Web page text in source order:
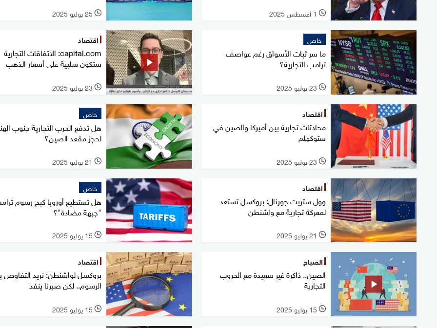
l 1 أغسطس 2025 l 25 يوليو 2025
خاص
ما سر ثبات الأسواق رغم عواصف
ترامب التجارية؟
l 23 يوليو 2025
اقتصاد
capital.com: الاتفاقات التجارية
ستكون سلبية على أسعار الذهب
l 23 يوليو 2025
اقتصاد
محادثات تجارية بين أميركا والصين في
ستوكهلم
l 23 يوليو 2025
خاص
هل تدفع الحرب التجارية جنوب
لحجز مقعد الصين؟
l 21 يوليو 2025
اقتصاد
وول ستريت جورنال: بروكسل تستعد
لمعركة تجارية مع واشنطن
l 21 يوليو 2025
خاص
هل تستطيع أوروبا كبح رسوم
"جبهة مضادة"؟
l 15 يوليو 2025
الصباح
الصين.. ذاكرة غير سعيدة مع الحروب
التجارية
l 15 يوليو 2025
اقتصاد
بروكسل لواشنطن: نريد التفاوص
الرسوم.. لكن صبرنا ينفد
l 15 يوليو 2025